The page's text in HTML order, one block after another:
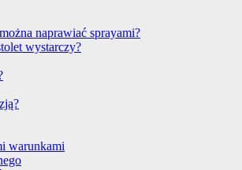
naprawiać sprayami?
wystarczy?
warunkami